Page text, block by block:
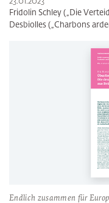
23.01.2023
Fridolin Schley („Die
Desbiolles („Charbons
Endlich zusammen für